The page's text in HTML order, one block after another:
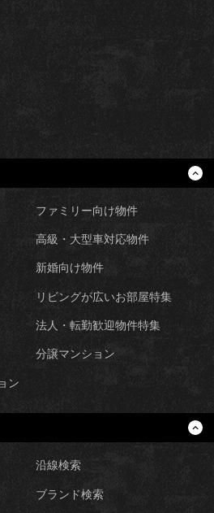
ファミリー向け物件
高級・大型車対応物件
新婚向け物件
リビングが広いお部屋特集
法人・転勤歓迎物件特集
分譲マンション
ン
沿線検索
ブランド検索